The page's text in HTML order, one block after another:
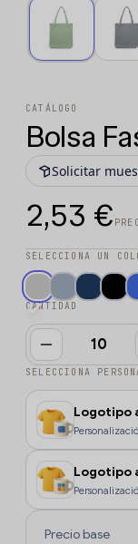
CATÁLOGO
Bolsa
Solicitar
2,53 €
SELECCIONA UN
CANTIDAD
SELECCIONA
Logotipo
Logotipo
Precio base